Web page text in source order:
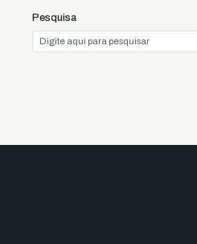
Pesquisa